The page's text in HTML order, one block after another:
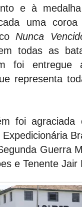
e à
uma
Nunca
todas as
foi entregue
representa
foi
Guerra
e Tenente Jair